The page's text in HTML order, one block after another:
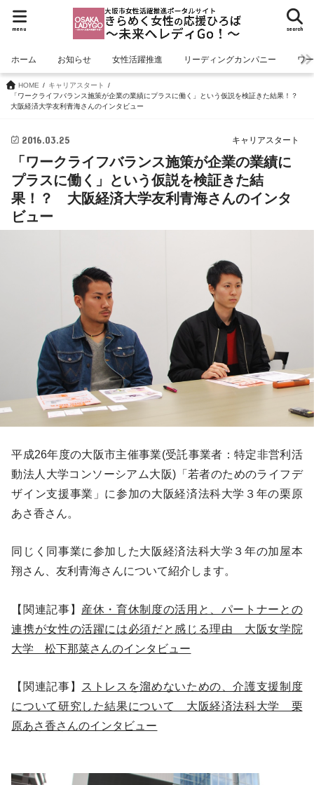
search
menu
ホーム お知らせ 女性活躍推進 リーディングカンパニー ワ
HOME
キャリアスタート
「ワークライフバランス施策が企業の業績にプラスに働く」という仮説を検証きた結果！？
大阪経済大学友利青海さんのインタビュー
キャリアスタート
2016.03.25
「ワークライフバランス施策が企業の業績に
プラスに働く」という仮説を検証きた結
果！？ 大阪経済大学友利青海さんのインタ
ビュー
平成26年度の大阪市主催事業(受託事業者：特定非営利活
動法人大学コンソーシアム大阪)「若者のためのライフデ
ザイン支援事業」に参加の大阪経済法科大学３年の栗原
あさ香さん。
同じく同事業に参加した大阪経済法科大学３年の加屋本
翔さん、友利青海さんについて紹介します。
【関連記事】 産休・育休制度の活用と、パートナーとの
連携が女性の活躍には必須だと感じる理由 大阪女学院
大学 松下那菜さんのインタビュー
【関連記事】 ストレスを溜めないための、介護支援制度
について研究した結果について 大阪経済法科大学 栗
原あさ香さんのインタビュー